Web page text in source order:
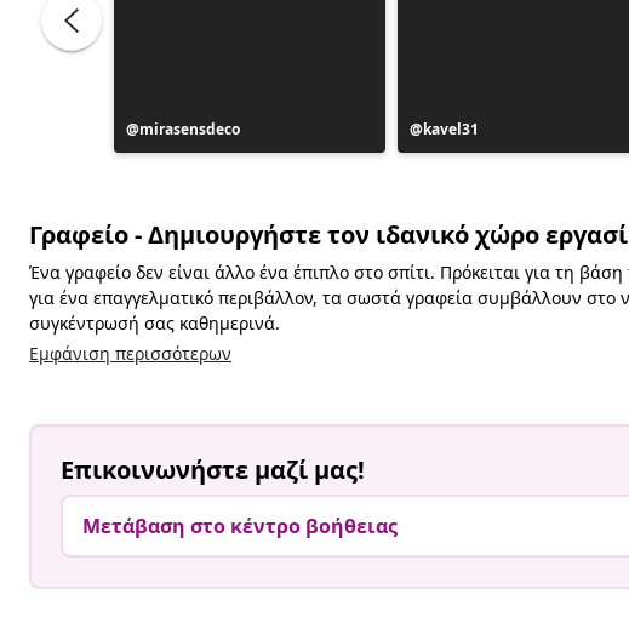
Η
ανάρτηση
mirasensdeco
Η
ανάρτηση
kavel31
Γραφείο - Δημιουργήστε τον ιδανικό χώρο
Ένα γραφείο δεν είναι άλλο ένα έπιπλο στο σπίτι. Πρόκειται για τη
για ένα επαγγελματικό περιβάλλον, τα σωστά γραφεία συμβάλλουν στο
συγκέντρωσή σας καθημερινά.
Εμφάνιση περισσότερων
Επικοινωνήστε μαζί μας!
Μετάβαση στο κέντρο βοήθειας